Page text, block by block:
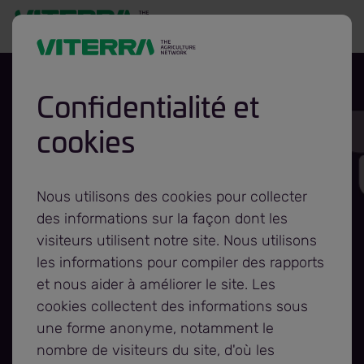
Viterra inaugure le
terminal céréalier
de Biggar
Confidentialité et
cookies
Nous utilisons des cookies pour collecter
des informations sur la façon dont les
visiteurs utilisent notre site. Nous utilisons
les informations pour compiler des rapports
et nous aider à améliorer le site. Les
cookies collectent des informations sous
une forme anonyme, notamment le
nombre de visiteurs du site, d'où les